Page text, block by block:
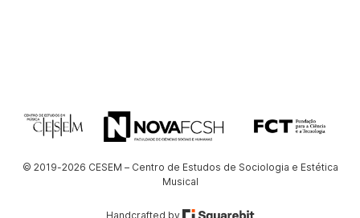
© 2019-2026 CESEM – Centro de Estudos de Sociologia e Estética
Musical
Handcrafted by